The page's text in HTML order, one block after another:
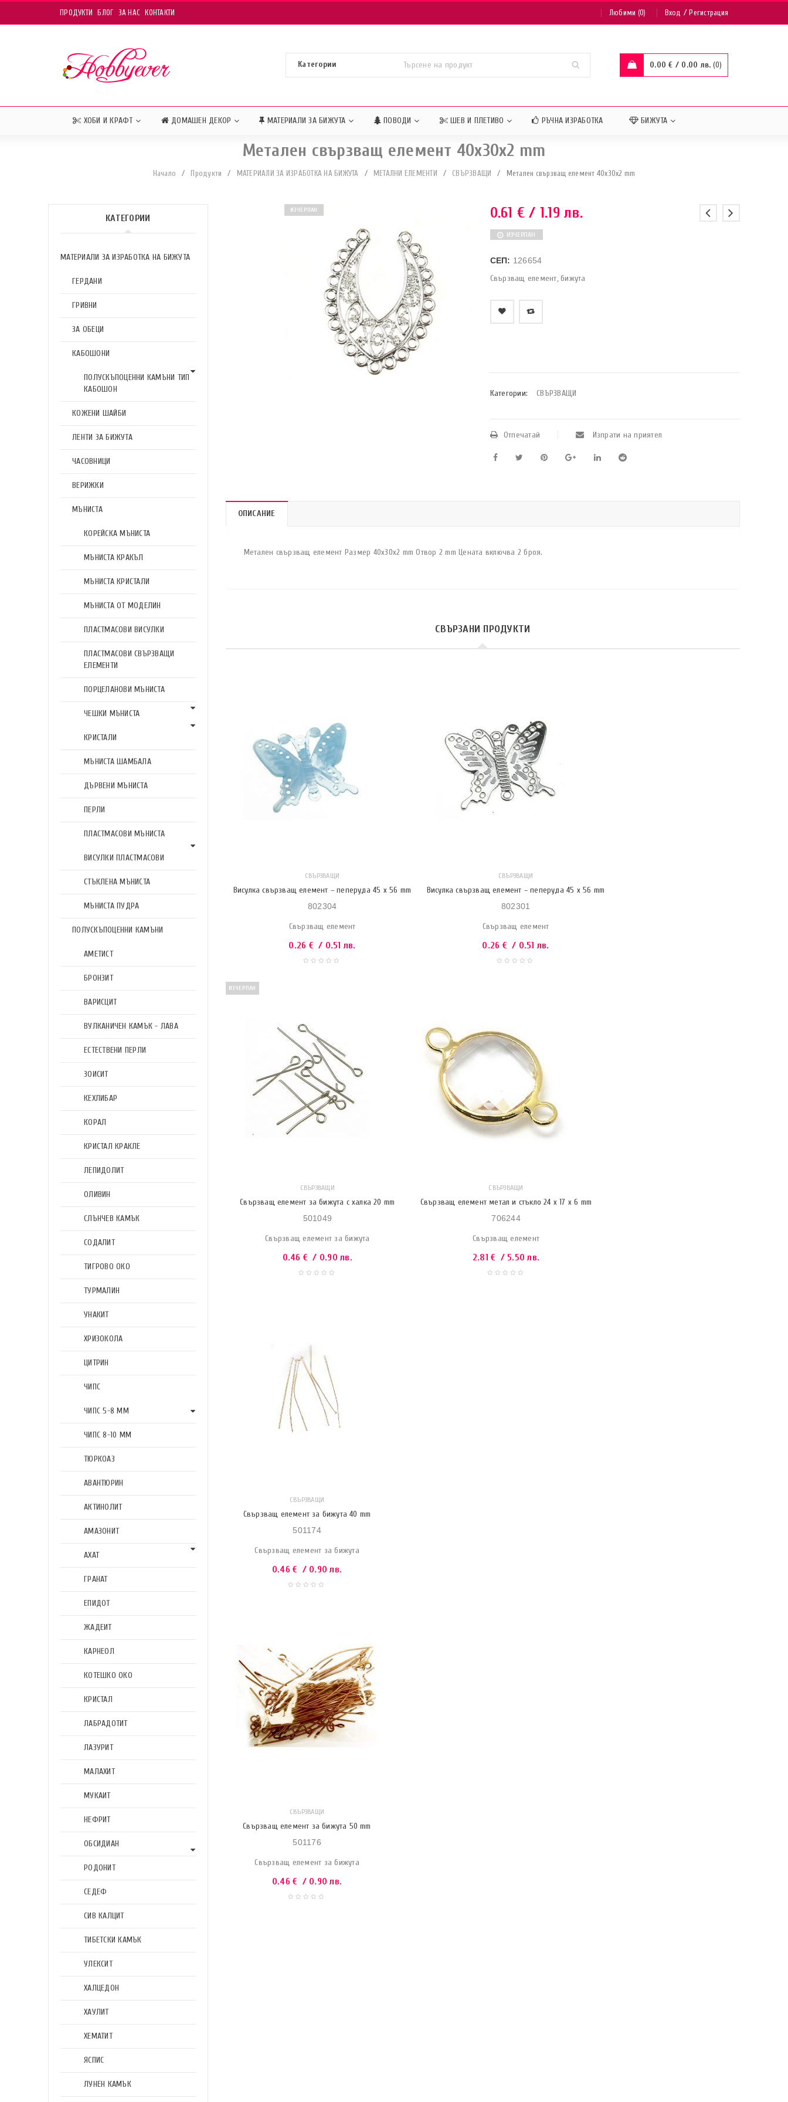
ПРОДУКТИ БЛОГ ЗА НАС КОНТАКТИ Любими (0) Вход /Регистрация
0.00€ / 0.00 лв. 0
ХОБИ И КРАФТ ДОМАШЕН ДЕКОР МАТЕРИАЛИ ЗА БИЖУТА ПОВОДИ ШЕВ И ПЛЕТИВО РЪЧНА ИЗРАБОТКА БИЖУТА
Метален свързващ елемент 40x30x2 mm
Начало / Продукти / МАТЕРИАЛИ ЗА ИЗРАБОТКА НА БИЖУТА / МЕТАЛНИ ЕЛЕМЕНТИ / СВЪРЗВАЩИ / Метален свързващ елемент 40x30x2 mm
КАТЕГОРИИ
МАТЕРИАЛИ ЗА ИЗРАБОТКА НА БИЖУТА
ГЕРДАНИ
ГРИВНИ
ЗА ОБЕЦИ
КАБОШОНИ
ПОЛУСКЪПОЦЕННИ КАМЪНИ ТИП
КАБОШОН
КОЖЕНИ ШАЙБИ
ЛЕНТИ ЗА БИЖУТА
ЧАСОВНИЦИ
ВЕРИЖКИ
МЪНИСТА
КОРЕЙСКА МЪНИСТА
МЪНИСТА КРАКЪЛ
МЪНИСТА КРИСТАЛИ
МЪНИСТА ОТ МОДЕЛИН
ПЛАСТМАСОВИ ВИСУЛКИ
ПЛАСТМАСОВИ СВЪРЗВАЩИ
ЕЛЕМЕНТИ
ПОРЦЕЛАНОВИ МЪНИСТА
ЧЕШКИ МЪНИСТА
КРИСТАЛИ
МЪНИСТА ШАМБАЛА
ДЪРВЕНИ МЪНИСТА
ПЕРЛИ
ПЛАСТМАСОВИ МЪНИСТА
ВИСУЛКИ ПЛАСТМАСОВИ
СТЪКЛЕНА МЪНИСТА
МЪНИСТА ПУДРА
ПОЛУСКЪПОЦЕННИ КАМЪНИ
АМЕТИСТ
БРОНЗИТ
ВАРИСЦИТ
ВУЛКАНИЧЕН КАМЪК - ЛАВА
ЕСТЕСТВЕНИ ПЕРЛИ
ЗОИСИТ
КЕХЛИБАР
КОРАЛ
КРИСТАЛ КРАКЛЕ
ЛЕПИДОЛИТ
ОЛИВИН
СЛЪНЧЕВ КАМЪК
СОДАЛИТ
ТИГРОВО ОКО
ТУРМАЛИН
УНАКИТ
ХРИЗОКОЛА
ЦИТРИН
ЧИПС
ЧИПС 5-8 ММ
ЧИПС 8-10 ММ
ТЮРКОАЗ
АВАНТЮРИН
АКТИНОЛИТ
АМАЗОНИТ
АХАТ
ГРАНАТ
ЕПИДОТ
ЖАДЕИТ
КАРНЕОЛ
КОТЕШКО ОКО
КРИСТАЛ
ЛАБРАДОТИТ
ЛАЗУРИТ
МАЛАХИТ
МУКАИТ
НЕФРИТ
ОБСИДИАН
РОДОНИТ
СЕДЕФ
СИВ КАЛЦИТ
ТИБЕТСКИ КАМЪК
УЛЕКСИТ
ХАЛЦЕДОН
ХАУЛИТ
ХЕМАТИТ
ЯСПИС
ЛУНЕН КАМЪК
ИЗЧЕРПАН 0.61 € / 1.19 лв.
ИЗЧЕРПАН
СЕП: 126654
Свързващ елемент, бижута
Категории: СВЪРЗВАЩИ
Отпечатай Изпрати на приятел
ОПИСАНИЕ
Метален свързващ елемент Размер 40x30x2 mm Отвор 2 mm Цената включва 2 броя.
СВЪРЗАНИ ПРОДУКТИ
СВЪРЗВАЩИ
Висулка свързващ елемент – пеперуда 45 х 56 mm
802304
Свързващ елемент
0.26 € / 0.51 лв.
СВЪРЗВАЩИ
Висулка свързващ елемент – пеперуда 45 х 56 mm
802301
Свързващ елемент
0.26 € / 0.51 лв.
ИЗЧЕРПАН
СВЪРЗВАЩИ
Свързващ елемент за бижута с халка 20 mm
501049
Свързващ елемент за бижута
0.46 € / 0.90 лв.
СВЪРЗВАЩИ
Свързващ елемент метал и стъкло 24 x 17 x 6 mm
706244
Свързващ елемент
2.81€ / 5.50 лв.
СВЪРЗВАЩИ
Свързващ елемент за бижута 40 mm
501174
Свързващ елемент за бижута
0.46€ / 0.90 лв.
СВЪРЗВАЩИ
Свързващ елемент за бижута 50 mm
501176
Свързващ елемент за бижута
0.46€ / 0.90 лв.